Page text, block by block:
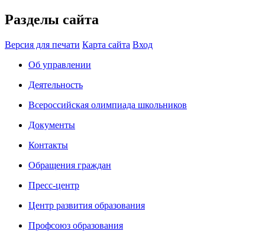
Разделы сайта
Версия для печати Карта сайта Вход
Об управлении
Деятельность
Всероссийская олимпиада школьников
Документы
Контакты
Обращения граждан
Пресс-центр
Центр развития образования
Профсоюз образования